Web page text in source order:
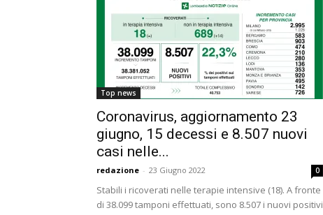
Top news
Coronavirus, aggiornamento 23
giugno, 15 decessi e 8.507 nuovi
casi nelle...
redazione - 23 Giugno 2022 0
Stabili i ricoverati nelle terapie intensive (18). A fronte
di 38.099 tamponi effettuati, sono 8.507 i nuovi positivi